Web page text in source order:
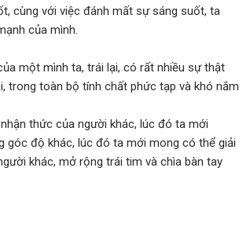
cùng với việc đánh mất sự sáng suốt, ta
của mình.
một mình ta, trái lại, có rất nhiều sự thật
trong toàn bộ tính chất phức tạp và khó nắm
thức của người khác, lúc đó ta mới
góc độ khác, lúc đó ta mới mong có thể giải
khác, mở rộng trái tim và chìa bàn tay